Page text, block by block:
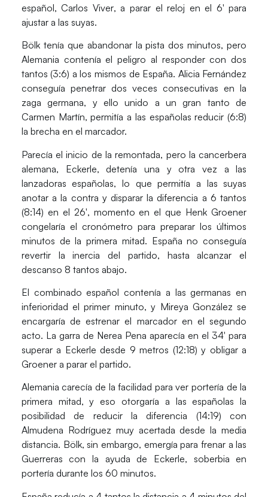
español,Carlos Viver, a parar el reloj en el 6′ para
ajustar a las suyas.
Bölktenía que abandonar la pista dos minutos, pero
Alemania contenía el peligro al responder con dos
tantos (3:6) a los mismos de España. Alicia Fernández
conseguía penetrar dos veces consecutivas en la
zaga germana, y ello unido a un gran tanto de
Carmen Martín, permitía a las españolas reducir (6:8)
la brecha en el marcador.
Parecía el inicio de la remontada, pero la cancerbera
alemana, Eckerle, detenía una y otra vez a las
lanzadoras españolas, lo que permitía a las suyas
anotar a la contra y disparar la diferencia a 6 tantos
(8:14) en el 26′, momento en el que Henk Groener
congelaría el cronómetro para preparar los últimos
minutos de la primera mitad. España no conseguía
revertir la inercia del partido, hasta alcanzar el
descanso 8 tantos abajo.
El combinado español contenía a las germanas en
inferioridad el primer minuto, y Mireya González se
encargaría de estrenar el marcador en el segundo
acto. La garra de Nerea Pena aparecía en el 34′ para
superar a Eckerle desde 9 metros (12:18) y obligar a
Groener a parar el partido.
Alemania carecía de la facilidad para ver portería de la
primera mitad, y eso otorgaría a las españolas la
posibilidad de reducir la diferencia (14:19) con
Almudena Rodríguez muy acertada desde la media
distancia. Bölk, sin embargo, emergía para frenar a las
Guerreras con la ayuda de Eckerle, soberbia en
portería durante los 60 minutos.